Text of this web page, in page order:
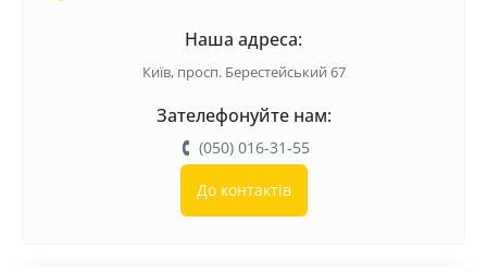
Наша адреса:
Київ, просп. Берестейський 67
Зателефонуйте нам:
(050) 016-31-55
До контактів